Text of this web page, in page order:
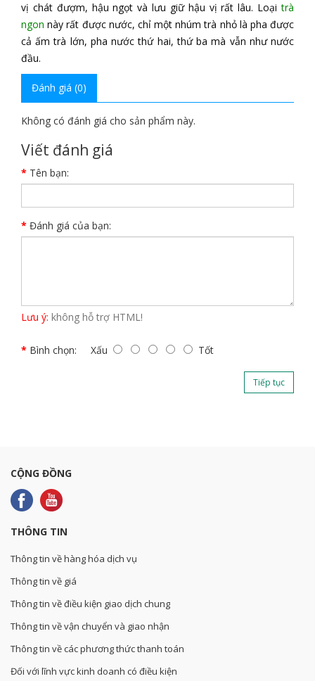
vị chát đượm, hậu ngọt và lưu giữ hậu vị rất lâu. Loạitrà
ngon này rất được nước, chỉ một nhúm trà nhỏ là pha được
cả ấm trà lớn, pha nước thứ hai, thứ ba mà vẫn như nước
đầu.
Đánh giá (0)
Không có đánh giá cho sản phẩm này.
Viết đánh giá
Tên bạn:
Đánh giá của bạn:
Lưu ý: không hỗ trợ HTML!
Bình chọn: Xấu Tốt
Tiếp tục
CỘNG ĐỒNG
THÔNG TIN
Thông tin về hàng hóa dịch vụ
Thông tin về giá
Thông tin về điều kiện giao dịch chung
Thông tin về vận chuyển và giao nhận
Thông tin về các phương thức thanh toán
Đối với lĩnh vực kinh doanh có điều kiện